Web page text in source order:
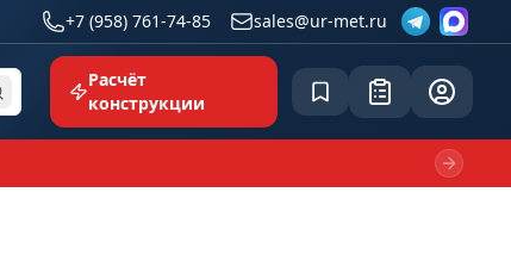
+7 (958) 761-74-85 sales@ur-met.ru
Расчёт
конструкции
Сохранённое
Заявка
Next